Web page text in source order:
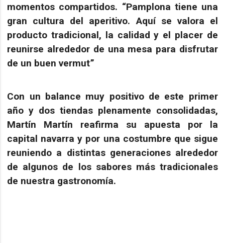
momentos compartidos. “Pamplona tiene una
gran cultura del aperitivo. Aquí se valora el
producto tradicional, la calidad y el placer de
reunirse alrededor de una mesa para disfrutar
de un buen vermut”
Con un balance muy positivo de este primer
año y dos tiendas plenamente consolidadas,
Martín Martín reafirma su apuesta por la
capital navarra y por una costumbre que sigue
reuniendo a distintas generaciones alrededor
de algunos de los sabores más tradicionales
de nuestra gastronomía.